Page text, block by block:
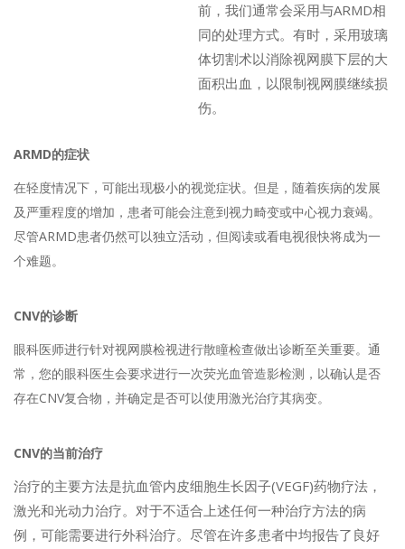
前，我们通常会采用与ARMD相
同的处理方式。有时，采用玻璃
体切割术以消除视网膜下层的大
面积出血，以限制视网膜继续损
伤。
ARMD的症状
在轻度情况下，可能出现极小的视觉症状。但是，随着疾病的发展
及严重程度的增加，患者可能会注意到视力畸变或中心视力衰竭。
尽管ARMD患者仍然可以独立活动，但阅读或看电视很快将成为一
个难题。
CNV的诊断
眼科医师进行针对视网膜检视进行散瞳检查做出诊断至关重要。通
常，您的眼科医生会要求进行一次荧光血管造影检测，以确认是否
存在CNV复合物，并确定是否可以使用激光治疗其病变。
CNV的当前治疗
治疗的主要方法是抗血管内皮细胞生长因子(VEGF)药物疗法，
激光和光动力治疗。对于不适合上述任何一种治疗方法的病
例，可能需要进行外科治疗。尽管在许多患者中均报告了良好